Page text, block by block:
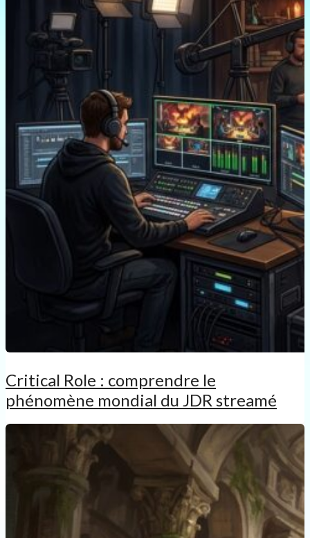
Critical Role : comprendre le
phénomène mondial du JDR streamé